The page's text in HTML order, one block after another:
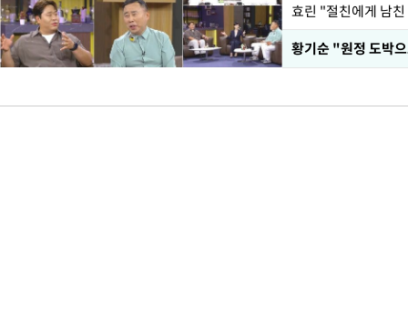
효린 "절친에게 남
황기순 "원정 도박